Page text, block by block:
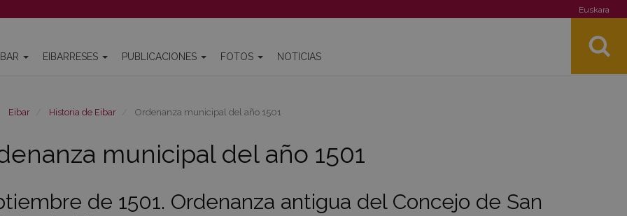
Euskara
EIBARRESES PUBLICACIONES FOTOS NOTICIAS
Eibar Historia de Eibar Ordenanza municipal del año 1501
municipal del año 1501
de 1501. Ordenanza antigua del Concejo de San